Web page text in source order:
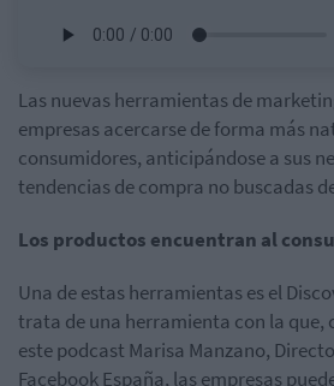
Las nuevas herramientas de
empresas acercarse de forma más
consumidores, anticipándose a sus
tendencias de compra no buscadas
Los productos encuentran al
Una de estas herramientas es el
trata de una herramienta con la que,
este podcast Marisa Manzano,
Facebook España, las empresas